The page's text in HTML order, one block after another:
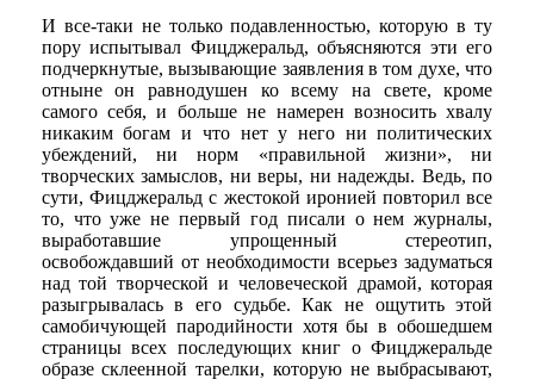
И все-таки не только подавленностью, которую в ту
пору испытывал Фицджеральд, объясняются эти его
подчеркнутые, вызывающие заявления в том духе, что
отныне он равнодушен ко всему на свете, кроме
самого себя, и больше не намерен возносить хвалу
никаким богам и что нет у него ни политических
убеждений, ни норм «правильной жизни», ни
творческих замыслов, ни веры, ни надежды. Ведь, по
сути, Фицджеральд с жестокой иронией повторил все
то, что уже не первый год писали о нем журналы,
выработавшие упрощенный стереотип,
освобождавший от необходимости всерьез задуматься
над той творческой и человеческой драмой, которая
разыгрывалась в его судьбе. Как не ощутить этой
самобичующей пародийности хотя бы в обошедшем
страницы всех последующих книг о Фицджеральде
образе склеенной тарелки, которую не выбрасывают,